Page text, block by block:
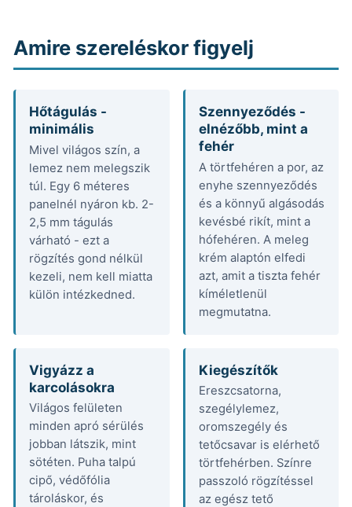
Amire szereléskor figyelj
Hőtágulás -
minimális
Mivel világos szín, a
lemez nem melegszik
túl. Egy 6 méteres
panelnél nyáron kb. 2-
2,5 mm tágulás
várható - ezt a
rögzítés gond nélkül
kezeli, nem kell miatta
külön intézkedned.
Szennyeződés -
elnézőbb, mint a
fehér
A törtfehéren a por, az
enyhe szennyeződés
és a könnyű algásodás
kevésbé rikít, mint a
hófehéren. A meleg
krém alaptón elfedi
azt, amit a tiszta fehér
kíméletlenül
megmutatna.
Vigyázz a
karcolásokra
Világos felületen
minden apró sérülés
jobban látszik, mint
sötéten. Puha talpú
cipő, védőfólia
tároláskor, és
Kiegészítők
Ereszcsatorna,
szegélylemez,
oromszegély és
tetőcsavar is elérhető
törtfehérben. Színre
passzoló rögzítéssel
az egész tető